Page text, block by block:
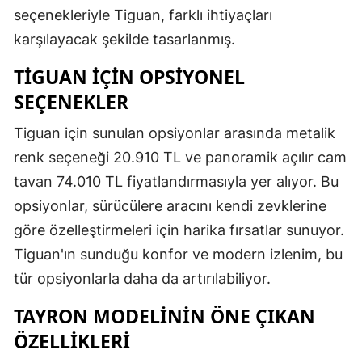
seçenekleriyle Tiguan, farklı ihtiyaçları
karşılayacak şekilde tasarlanmış.
TIGUAN IÇIN OPSIYONEL
SEÇENEKLER
Tiguan için sunulan opsiyonlar arasında metalik
renk seçeneği 20.910 TL ve panoramik açılır cam
tavan 74.010 TL fiyatlandırmasıyla yer alıyor. Bu
opsiyonlar, sürücülere aracını kendi zevklerine
göre özelleştirmeleri için harika fırsatlar sunuyor.
Tiguan'ın sunduğu konfor ve modern izlenim, bu
tür opsiyonlarla daha da artırılabiliyor.
TAYRON MODELININ ÖNE ÇIKAN
ÖZELLIKLERI